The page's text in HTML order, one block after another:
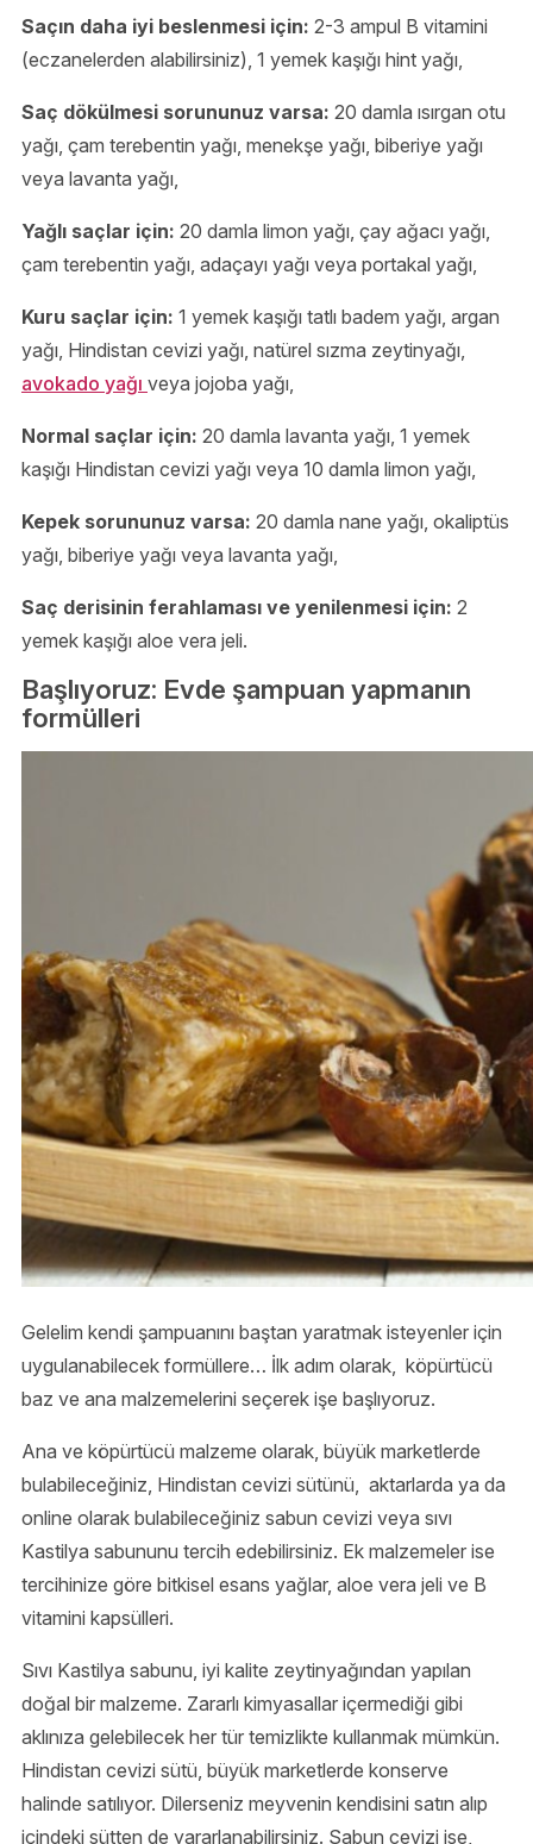
Saçın daha iyi beslenmesi için: 2-3 ampul B vitamini
(eczanelerden alabilirsiniz), 1 yemek kaşığı hint yağı,
Saç dökülmesi sorununuz varsa: 20 damla ısırgan otu
yağı, çam terebentin yağı, menekşe yağı, biberiye yağı
veya lavanta yağı,
Yağlı saçlar için: 20 damla limon yağı, çay ağacı yağı,
çam terebentin yağı, adaçayı yağı veya portakal yağı,
Kuru saçlar için: 1 yemek kaşığı tatlı badem yağı, argan
yağı, Hindistan cevizi yağı, natürel sızma zeytinyağı,
avokado yağı veya jojoba yağı,
Normal saçlar için: 20 damla lavanta yağı, 1 yemek
kaşığı Hindistan cevizi yağı veya 10 damla limon yağı,
Kepek sorununuz varsa: 20 damla nane yağı, okaliptüs
yağı, biberiye yağı veya lavanta yağı,
Saç derisinin ferahlaması ve yenilenmesi için: 2
yemek kaşığı aloe vera jeli.
Başlıyoruz: Evde şampuan yapmanın
formülleri
Gelelim kendi şampuanını baştan yaratmak isteyenler için
uygulanabilecek formüllere… İlk adım olarak, köpürtücü
baz ve ana malzemelerini seçerek işe başlıyoruz.
Ana ve köpürtücü malzeme olarak, büyük marketlerde
bulabileceğiniz, Hindistan cevizi sütünü, aktarlarda ya da
online olarak bulabileceğiniz sabun cevizi veya sıvı
Kastilya sabununu tercih edebilirsiniz. Ek malzemeler ise
tercihinize göre bitkisel esans yağlar, aloe vera jeli ve B
vitamini kapsülleri.
Sıvı Kastilya sabunu, iyi kalite zeytinyağından yapılan
doğal bir malzeme. Zararlı kimyasallar içermediği gibi
aklınıza gelebilecek her tür temizlikte kullanmak mümkün.
Hindistan cevizi sütü, büyük marketlerde konserve
halinde satılıyor. Dilerseniz meyvenin kendisini satın alıp
içindeki sütten de yararlanabilirsiniz. Sabun cevizi ise,